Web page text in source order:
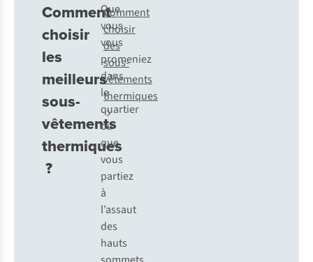
Comment
choisir
les
meilleurs
sous-
vêtements
thermiques
?
Que
vous
vous
promeniez
dans
le
quartier
ou
que
vous
partiez
à
l’assaut
des
hauts
Comment
choisir
des
sous-
vêtements
thermiques